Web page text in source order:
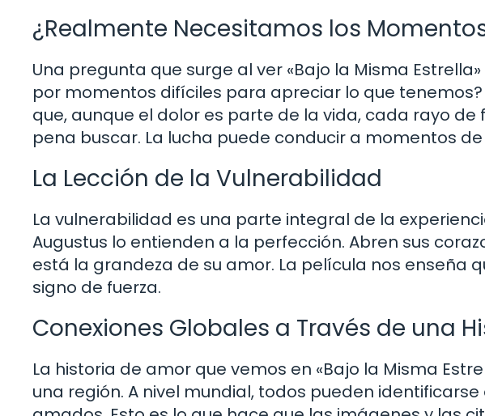
¿Realmente Necesitamos los
Una pregunta que surge al ver «Bajo la Misma
por momentos difíciles para apreciar lo que
que, aunque el dolor es parte de la vida, cada rayo de
pena buscar. La lucha puede conducir a momentos
La Lección de la Vulnerabilidad
La vulnerabilidad es una parte integral de la
Augustus lo entienden a la perfección. Abren sus
está la grandeza de su amor. La película nos enseña
signo de fuerza.
Conexiones Globales a Través de una
La historia de amor que vemos en «Bajo la Misma
una región. A nivel mundial, todos pueden